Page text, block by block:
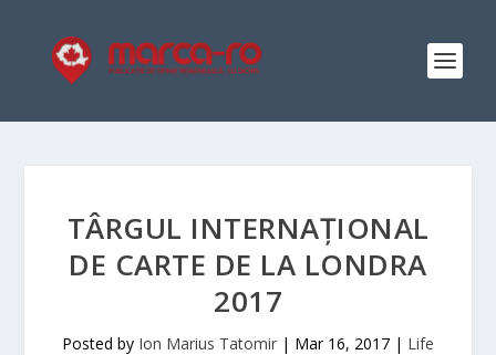
TÂRGUL INTERNAȚIONAL
DE CARTE DE LA LONDRA
2017
Posted by Ion Marius Tatomir | Mar 16, 2017 | Life